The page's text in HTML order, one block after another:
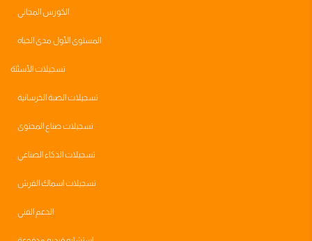
الكورس المجاني
المستوى الأول مدى الحياه
تسجيلات الأسئلة
تسجيلات الصبة الخرسانية
تسجيلات صناع المحتوى
تسجيلات الذكاء الصناعي
تسجيلات اسماك القرش
الدعم الفني